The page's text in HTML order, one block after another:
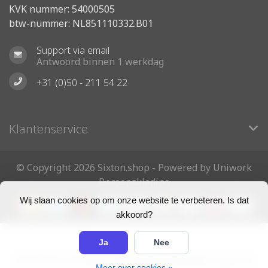
Wij slaan cookies op om onze website te verbeteren. Is dat
akkoord?
Ja Nee
KVK nummer: 54000505
btw-nummer: NL851110332.B01
Support via email
Antwoord binnen 1 werkdag
+31 (0)50 - 211 54 22
Klantenservice
© Copyright 2026 Sixton.shop - Powered by Uniwork
Beroepskleding